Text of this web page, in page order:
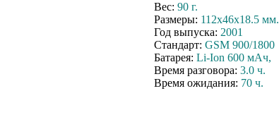
Вес: 90 г.
Размеры: 112x46x18.5 мм.
Год выпуска: 2001
Стандарт: GSM 900/1800
Батарея: Li-Ion 600 мАч,
Время разговора: 3.0 ч.
Время ожидания: 70 ч.